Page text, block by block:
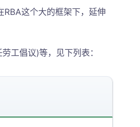
这个大的框架下，延伸
工倡议)等，见下列表：